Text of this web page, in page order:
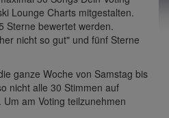
Lounge Charts mitgestalten.
Sterne bewertet werden.
nicht so gut" und fünf Sterne
ganze Woche von Samstag bis
nicht alle 30 Stimmen auf
am Voting teilzunehmen